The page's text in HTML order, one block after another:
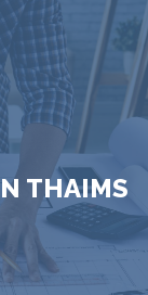
THAIMS